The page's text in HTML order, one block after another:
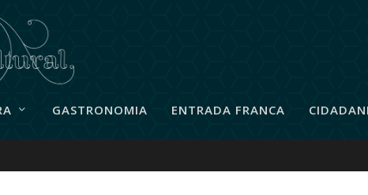
GASTRONOMIA ENTRADA FRANCA